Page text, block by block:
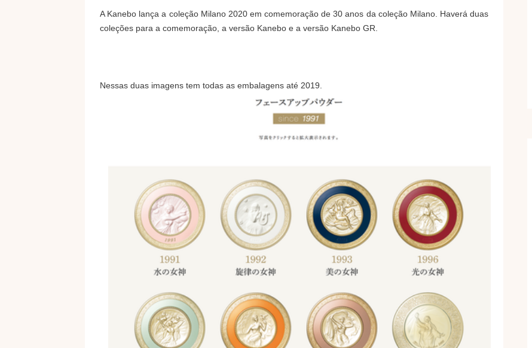
A Kanebo lança a coleção Milano 2020 em comemoração de 30 anos da coleção Milano. Haverá duas
coleções para a comemoração, a versão Kanebo e a versão Kanebo GR.
Nessas duas imagens tem todas as embalagens até 2019.